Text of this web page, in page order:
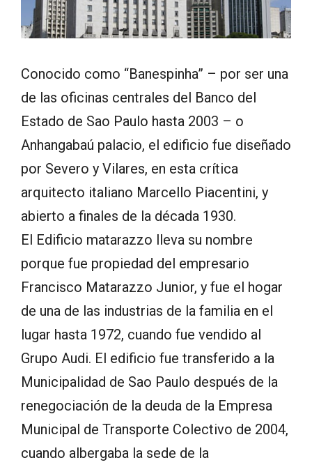
Conocido como “Banespinha” – por ser una
de las oficinas centrales del Banco del
Estado de Sao Paulo hasta 2003 – o
Anhangabaú palacio, el edificio fue diseñado
por Severo y Vilares, en esta crítica
arquitecto italiano Marcello Piacentini, y
abierto a finales de la década 1930.
El Edificio matarazzo lleva su nombre
porque fue propiedad del empresario
Francisco Matarazzo Junior, y fue el hogar
de una de las industrias de la familia en el
lugar hasta 1972, cuando fue vendido al
Grupo Audi. El edificio fue transferido a la
Municipalidad de Sao Paulo después de la
renegociación de la deuda de la Empresa
Municipal de Transporte Colectivo de 2004,
cuando albergaba la sede de la